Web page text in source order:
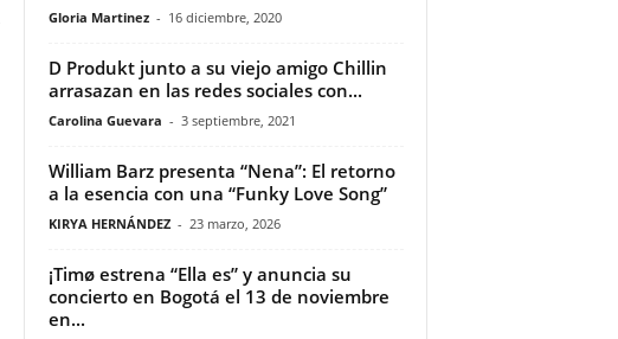
Gloria Martinez - 16 diciembre, 2020
D Produkt junto a su viejo amigo Chillin
arrasazan en las redes sociales con...
Carolina Guevara - 3 septiembre, 2021
William Barz presenta “Nena”: El retorno
a la esencia con una “Funky Love Song”
KIRYA HERNÁNDEZ - 23 marzo, 2026
¡Timø estrena “Ella es” y anuncia su
concierto en Bogotá el 13 de noviembre
en...